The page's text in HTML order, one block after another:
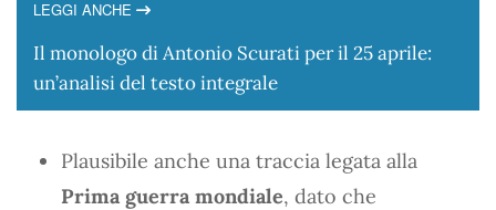
LEGGI ANCHE
Il monologo di Antonio Scurati per il 25 aprile:
un’analisi del testo integrale
Plausibile anche una traccia legata alla
Prima guerra mondiale, dato che